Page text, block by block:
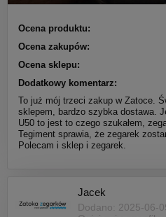
Ocena produktu:
Ocena zakupów:
Ocena sklepu:
Dodatkowy komentarz:
To już mój trzeci zakup w Zatoce.
sklepem, bardzo szybka dostawa.
U50 to jest to czego szukałem,
Tegiment sprawia, że zegarek
Polecam i sklep i zegarek.
Jacek
Dodano: 2025-06-